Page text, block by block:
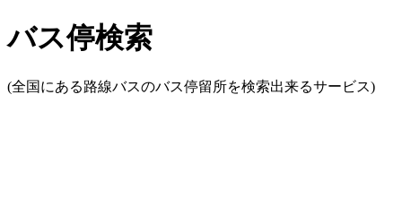
バス停検索
(全国にある路線バスのバス停留所を検索出来るサービス)